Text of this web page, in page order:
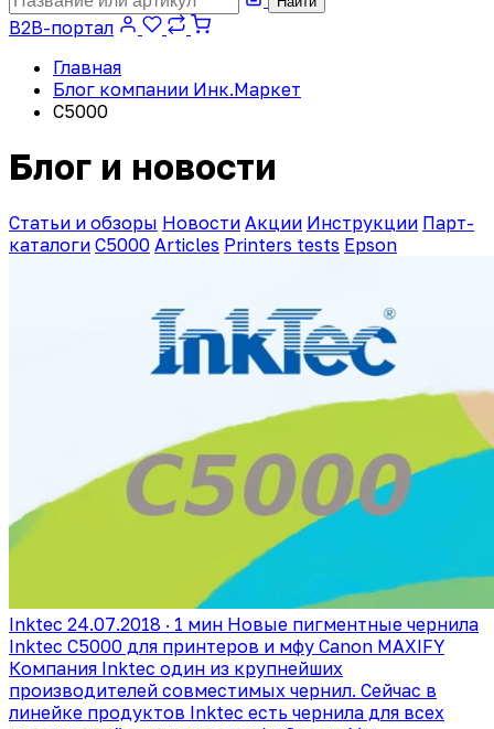
B2B-портал
Главная
Блог компании Инк.Маркет
C5000
Блог и новости
Статьи и обзоры Новости Акции Инструкции Парт-
каталоги C5000 Articles Printers tests Epson
Inktec 24.07.2018 · 1 мин Новые пигментные чернила
Inktec С5000 для принтеров и мфу Canon MAXIFY
Компания Inktec один из крупнейших
производителей совместимых чернил. Сейчас в
линейке продуктов Inktec есть чернила для всех